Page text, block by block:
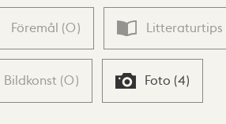
Föremål (0) Litteraturtips
Bildkonst (0) Foto (4)